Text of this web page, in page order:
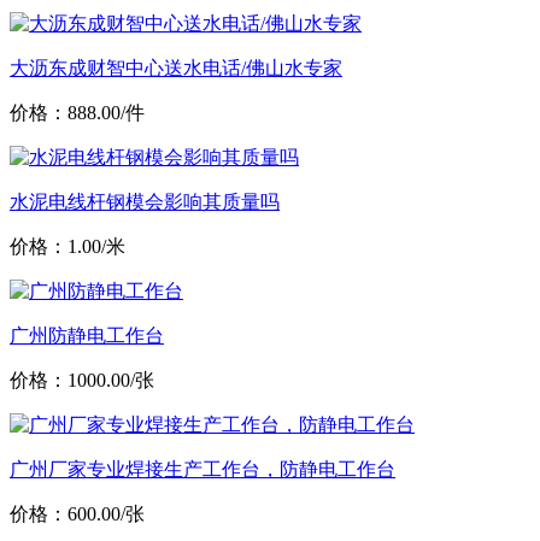
大沥东成财智中心送水电话/佛山水专家
价格：888.00/件
水泥电线杆钢模会影响其质量吗
价格：1.00/米
广州防静电工作台
价格：1000.00/张
广州厂家专业焊接生产工作台，防静电工作台
价格：600.00/张